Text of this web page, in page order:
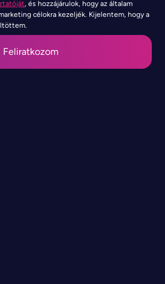
, és hozzájárulok, hogy az általam
célokra kezeljék. Kijelentem, hogy a